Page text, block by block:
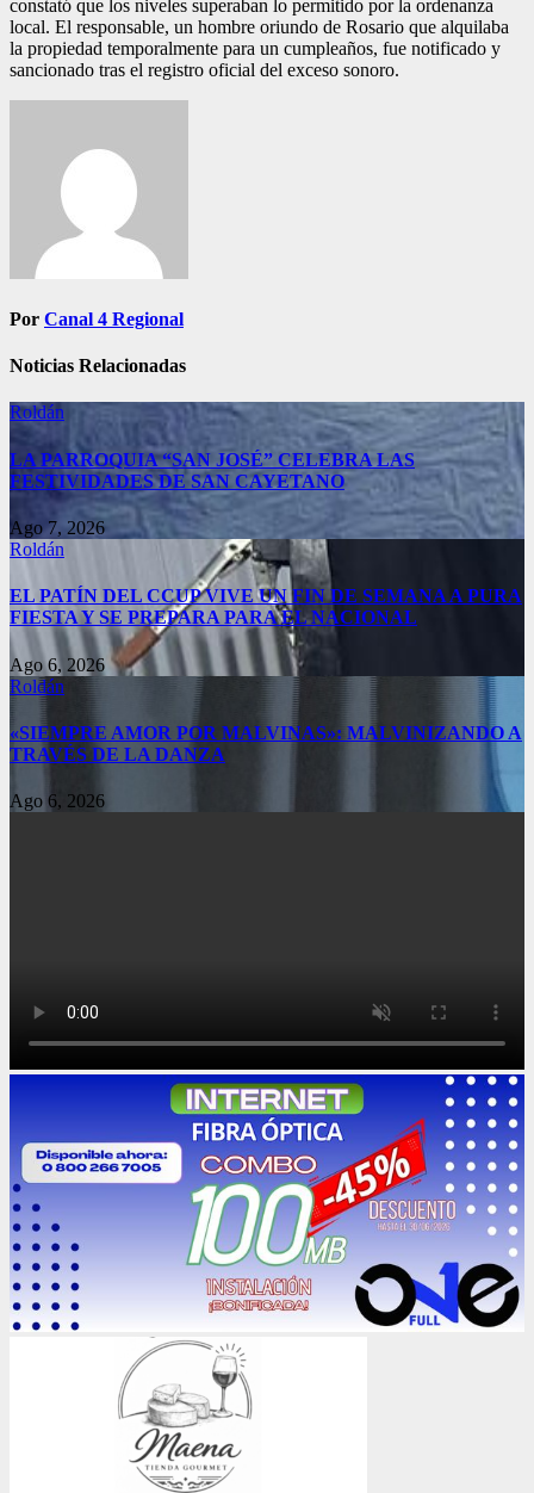
constató que los niveles superaban lo permitido por la ordenanza
local. El responsable, un hombre oriundo de Rosario que alquilaba
la propiedad temporalmente para un cumpleaños, fue notificado y
sancionado tras el registro oficial del exceso sonoro.
entradas
Por Canal 4 Regional
Noticias Relacionadas
Roldán
LA PARROQUIA “SAN JOSÉ” CELEBRA LAS
FESTIVIDADES DE SAN CAYETANO
Ago 7, 2026
Roldán
EL PATÍN DEL CCUP VIVE UN FIN DE SEMANA A PURA
FIESTA Y SE PREPARA PARA EL NACIONAL
Ago 6, 2026
Roldán
«SIEMPRE AMOR POR MALVINAS»: MALVINIZANDO A
TRAVÉS DE LA DANZA
Ago 6, 2026